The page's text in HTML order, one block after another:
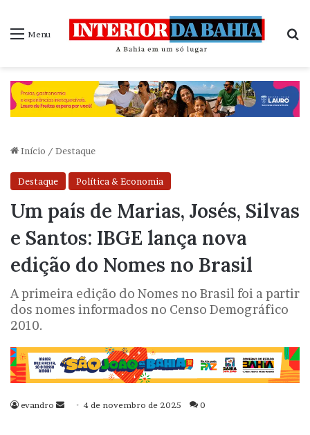
Menu
Início / Destaque
Destaque Política & Economia
Um país de Marias, Josés, Silvas
e Santos: IBGE lança nova
edição do Nomes no Brasil
A primeira edição do Nomes no Brasil foi a partir
dos nomes informados no Censo Demográfico
2010.
evandro
Mande4 de novembro de 2025 0